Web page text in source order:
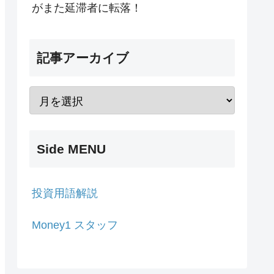
がまた延滞者に転落！
記事アーカイブ
Side MENU
投資用語解説
Money1 スタッフ